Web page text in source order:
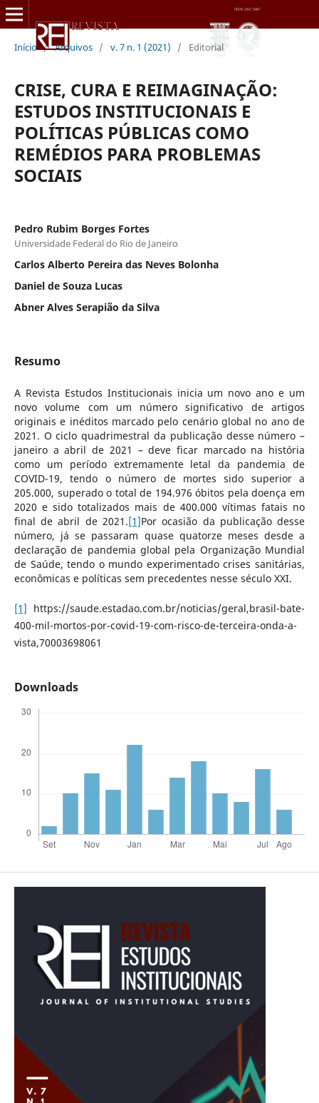
Início / Arquivos / v. 7 n. 1 (2021) / Editorial
CRISE, CURA E REIMAGINAÇÃO:
ESTUDOS INSTITUCIONAIS E
POLÍTICAS PÚBLICAS COMO
REMÉDIOS PARA PROBLEMAS
SOCIAIS
Pedro Rubim Borges Fortes
Universidade Federal do Rio de Janeiro
Carlos Alberto Pereira das Neves Bolonha
Daniel de Souza Lucas
Abner Alves Serapião da Silva
Resumo
A Revista Estudos Institucionais inicia um novo ano e um
novo volume com um número significativo de artigos
originais e inéditos marcado pelo cenário global no ano de
2021. O ciclo quadrimestral da publicação desse número –
janeiro a abril de 2021 – deve ficar marcado na história
como um período extremamente letal da pandemia de
COVID-19, tendo o número de mortes sido superior a
205.000, superado o total de 194.976 óbitos pela doença em
2020 e sido totalizados mais de 400.000 vítimas fatais no
final de abril de 2021.[1]Por ocasião da publicação desse
número, já se passaram quase quatorze meses desde a
declaração de pandemia global pela Organização Mundial
de Saúde, tendo o mundo experimentado crises sanitárias,
econômicas e políticas sem precedentes nesse século XXI.
[1] https://saude.estadao.com.br/noticias/geral,brasil-bate-
400-mil-mortos-por-covid-19-com-risco-de-terceira-onda-a-
vista,70003698061
Downloads